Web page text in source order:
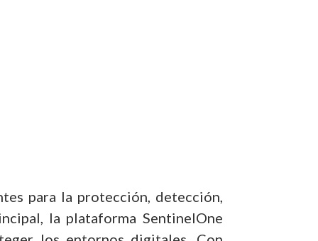
para la protección, detección,
la plataforma SentinelOne